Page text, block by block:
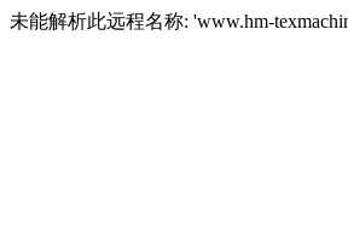
未能解析此远程名称: 'www.hm-